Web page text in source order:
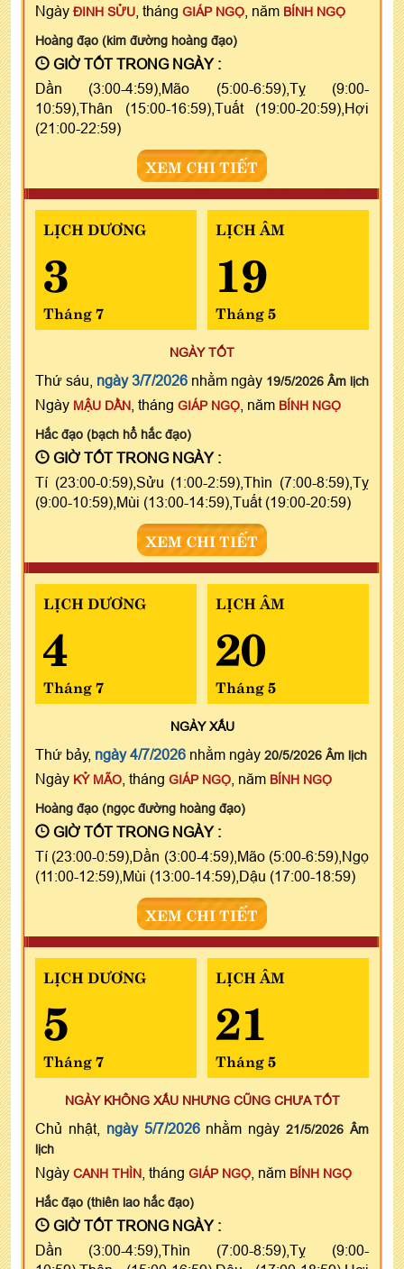
Ngày ĐINH SỬU , tháng GIÁP NGỌ , năm BÍNH NGỌ
Hoàng đạo (kim đường hoàng đạo)
GIỜ TỐT TRONG NGÀY :
Dần (3:00-4:59),Mão (5:00-6:59),Tỵ (9:00-
10:59),Thân (15:00-16:59),Tuất (19:00-20:59),Hợi
(21:00-22:59)
XEM CHI TIẾT
LỊCH DƯƠNG
3
Tháng 7
LỊCH ÂM
19
Tháng 5
NGÀY TỐT
Thứ sáu, ngày 3/7/2026 nhằm ngày 19/5/2026 Âm lịch
Ngày MẬU DẦN , tháng GIÁP NGỌ , năm BÍNH NGỌ
Hắc đạo (bạch hổ hắc đạo)
GIỜ TỐT TRONG NGÀY :
Tí (23:00-0:59),Sửu (1:00-2:59),Thìn (7:00-8:59),Tỵ
(9:00-10:59),Mùi (13:00-14:59),Tuất (19:00-20:59)
XEM CHI TIẾT
LỊCH DƯƠNG
4
Tháng 7
LỊCH ÂM
20
Tháng 5
NGÀYXẤU
Thứ bảy, ngày 4/7/2026 nhằm ngày 20/5/2026 Âm lịch
Ngày KỶ MÃO , tháng GIÁP NGỌ , năm BÍNH NGỌ
Hoàng đạo (ngọc đường hoàng đạo)
GIỜ TỐT TRONG NGÀY :
Tí (23:00-0:59),Dần (3:00-4:59),Mão (5:00-6:59),Ngọ
(11:00-12:59),Mùi (13:00-14:59),Dậu (17:00-18:59)
XEM CHI TIẾT
LỊCH DƯƠNG
5
Tháng 7
LỊCH ÂM
21
Tháng 5
NGÀY KHÔNG XẤU NHƯNG CŨNG CHƯA TỐT
Chủ nhật, ngày 5/7/2026nhằm ngày21/5/2026 Âm
lịch
Ngày CANH THÌN , tháng GIÁP NGỌ , năm BÍNH NGỌ
Hắc đạo (thiên lao hắc đạo)
GIỜ TỐT TRONG NGÀY :
Dần (3:00-4:59),Thìn (7:00-8:59),Tỵ (9:00-